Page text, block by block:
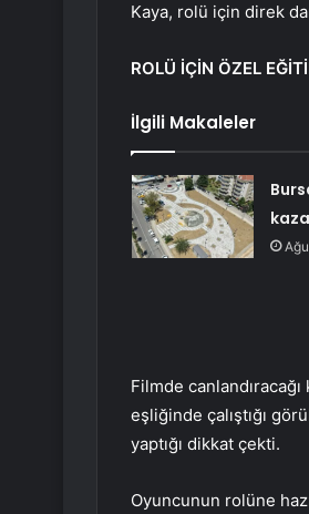
Kaya, rolü için direk
ROLÜ İÇİN ÖZEL
İlgili Makaleler
Filmde
eşliğinde çalıştığı
yaptığı dikkat çekti.
Oyuncunun rolüne